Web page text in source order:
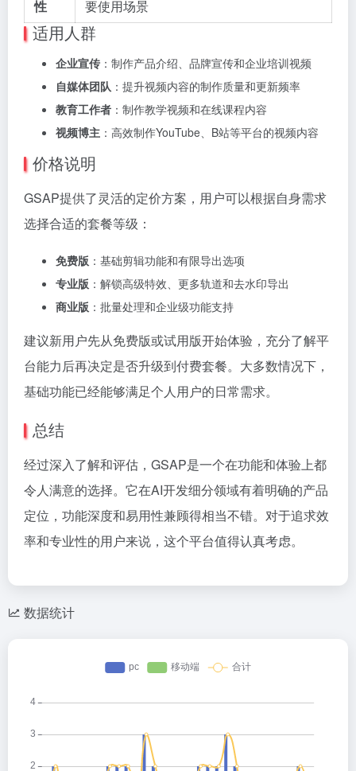
性 要使用场景
适用人群
企业宣传 ：制作产品介绍、品牌宣传和企业培训视频
自媒体团队 ：提升视频内容的制作质量和更新频率
教育工作者 ：制作教学视频和在线课程内容
视频博主 ：高效制作YouTube、B站等平台的视频内容
价格说明
GSAP提供了灵活的定价方案，用户可以根据自身需求
选择合适的套餐等级：
免费版 ：基础剪辑功能和有限导出选项
专业版 ：解锁高级特效、更多轨道和去水印导出
商业版 ：批量处理和企业级功能支持
建议新用户先从免费版或试用版开始体验，充分了解平
台能力后再决定是否升级到付费套餐。大多数情况下，
基础功能已经能够满足个人用户的日常需求。
总结
经过深入了解和评估，GSAP是一个在功能和体验上都
令人满意的选择。它在AI开发细分领域有着明确的产品
定位，功能深度和易用性兼顾得相当不错。对于追求效
率和专业性的用户来说，这个平台值得认真考虑。
数据统计